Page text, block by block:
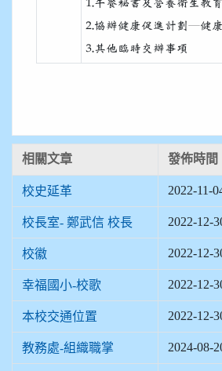
1.午餐秘書及營養衛生教
2.協辦健康促進計劃─健
3.其他臨時交辦事項
相關文章 發佈時間
校史延革 2022-11-
校長室- 鄭武信 校長 2022-12-
校徽 2022-12-
幸福國小-校歌 2022-12-
本校交通位置 2022-12-
教務處-組織職掌 2024-08-